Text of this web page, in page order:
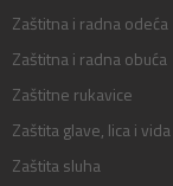
Zaštitna i radna odeća
Zaštitna i radna obuća
Zaštitne rukavice
Zaštita glave, lica i vida
Zaštita sluha